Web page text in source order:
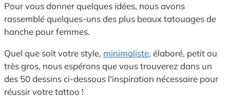
Pour vous donner quelques idées, nous avons
rassemblé quelques-uns des plus beaux tatouages de
hanche pour femmes.
Quel que soit votre style, minimaliste, élaboré, petit ou
très gros, nous espérons que vous trouverez dans un
des 50 dessins ci-dessous l'inspiration nécessaire pour
réussir votre tattoo !